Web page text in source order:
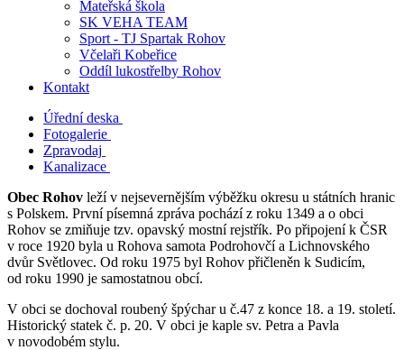
Mateřská škola
SK VEHA TEAM
Sport - TJ Spartak Rohov
Včelaři Kobeřice
Oddíl lukostřelby Rohov
Kontakt
Úřední deska
Fotogalerie
Zpravodaj
Kanalizace
Obec Rohov leží v nejsevernějším výběžku okresu u státních hranic
s Polskem. První písemná zpráva pochází z roku 1349 a o obci
Rohov se zmiňuje tzv. opavský mostní rejstřík. Po připojení k ČSR
v roce 1920 byla u Rohova samota Podrohovčí a Lichnovského
dvůr Světlovec. Od roku 1975 byl Rohov přičleněn k Sudicím,
od roku 1990 je samostatnou obcí.
V obci se dochoval roubený špýchar u č.47 z konce 18. a 19. století.
Historický statek č. p. 20. V obci je kaple sv. Petra a Pavla
v novodobém stylu.